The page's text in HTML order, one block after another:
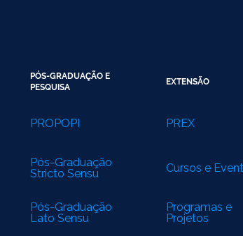
PÓS-GRADUAÇÃO E
PESQUISA
PROPOPI
Pós-Graduação
Stricto Sensu
Pós-Graduação
Lato Sensu
EXTENSÃO
PREX
Cursos e
Programas e
Projetos